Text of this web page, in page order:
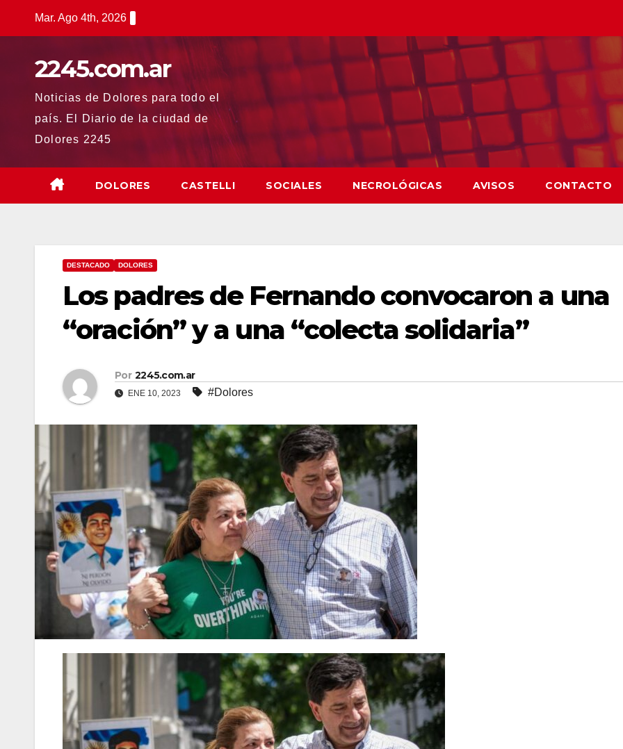
Mar. Ago 4th, 2026
2245.com.ar
Noticias de Dolores para todo el
país. El Diario de la ciudad de
Dolores 2245
DOLORES CASTELLI SOCIALES NECROLÓGICAS AVISOS CONTACTO
DESTACADO DOLORES
Los padres de Fernando convocaron a una
“oración” y a una “colecta solidaria”
Por 2245.com.ar
ENE 10, 2023 #Dolores